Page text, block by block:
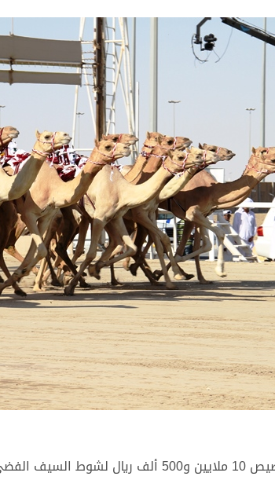
ونوهت اللجنة المنظمة لسباق الهجن بأنه تم